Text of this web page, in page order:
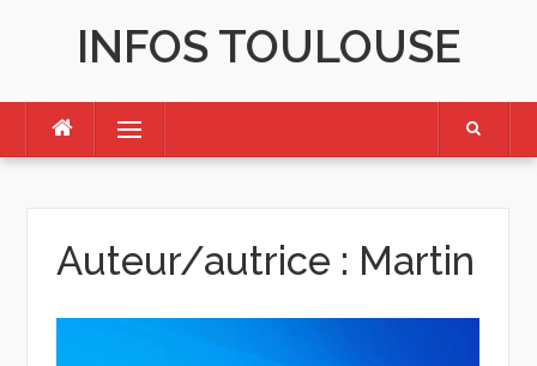
INFOS TOULOUSE
Menu
Auteur/autrice : Martin